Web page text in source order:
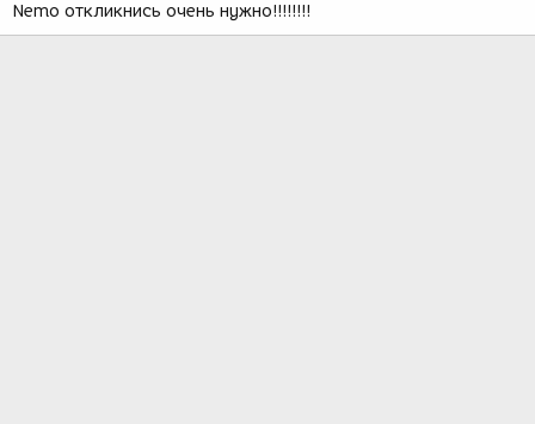
и
я
Nemo откликнись очень нужно!!!!!!!!